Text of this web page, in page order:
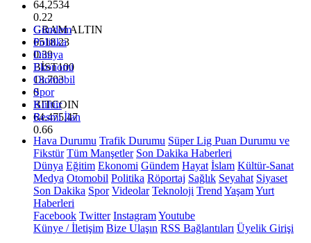
64,2534
0.22
GRAM ALTIN
6518.23
0.39
BİST100
13.703
0
BITCOIN
64.475,47
0.66
Gündem
Politika
Dünya
Ekonomi
Otomobil
Spor
Kültür
Resmi İlan
Hava Durumu Trafik Durumu Süper Lig Puan Durumu ve
Fikstür Tüm Manşetler Son Dakika Haberleri
Dünya Eğitim Ekonomi Gündem Hayat İslam Kültür-Sanat
Medya Otomobil Politika Röportaj Sağlık Seyahat Siyaset
Son Dakika Spor Videolar Teknoloji Trend YaşamYurt
Haberleri
Facebook Twitter InstagramYoutube
Künye / İletişim Bize Ulaşın RSS Bağlantıları Üyelik Girişi